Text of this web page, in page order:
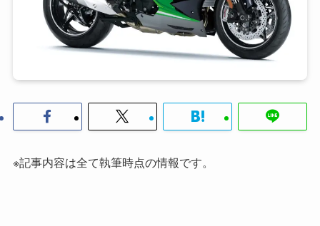
※記事内容は全て執筆時点の情報です。